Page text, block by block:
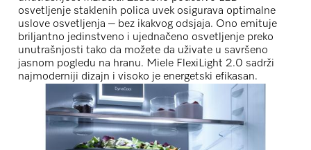
osvetljenje staklenih polica uvek osigurava optimalne
uslove osvetljenja – bez ikakvog odsjaja. Ono emituje
briljantno jedinstveno i ujednačeno osvetljenje preko
unutrašnjosti tako da možete da uživate u savršeno
jasnom pogledu na hranu. Miele FlexiLight 2.0 sadrži
najmoderniji dizajn i visoko je energetski efikasan.